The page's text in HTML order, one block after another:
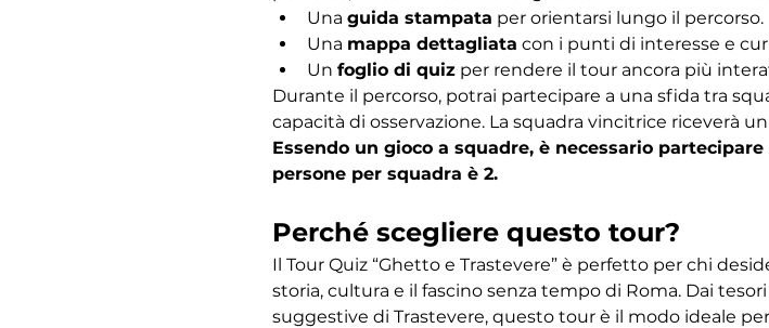
Una guida stampata per orientarsi lungo il percorso.
Una mappa dettagliata con i punti di interesse e
Un foglio di quiz per rendere il tour ancora più
Durante il percorso, potrai partecipare a una sfida tra
capacità di osservazione. La squadra vincitrice riceverà un
Essendo un gioco a squadre, è necessario
persone per squadra è 2.
Perché scegliere questo tour?
Il Tour Quiz “Ghetto e Trastevere” è perfetto per chi
storia, cultura e il fascino senza tempo di Roma. Dai
suggestive di Trastevere, questo tour è il modo ideale